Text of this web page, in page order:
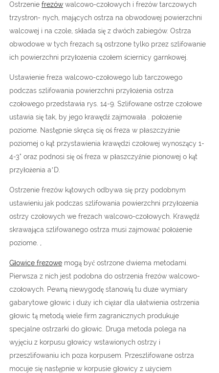
Ostrzenie frezówwalcowo-czołowych i frezów tarczowych
trzystron- nych, mających ostrza na obwodowej powierzchni
walcowej i na czole, składa się z dwóch zabiegów. Ostrza
obwodowe w tych frezach są ostrzone tylko przez szlifowanie
ich powierzchni przyłożenia czołem ściernicy garnkowej.
Ustawienie freza walcowo-czołowego lub tarczowego
podczas szlifowania powierzchni przyłożenia ostrza
czołowego przedstawia rys. 14-9. Szlifowane ostrze czołowe
ustawia się tak, by jego krawędź zajmowała . położenie
poziome. Następnie skręca się oś freza w płaszczyźnie
poziomej o kąt przystawienia krawędzi czołowej wynoszący 1-
4-3° oraz podnosi się oś freza w płaszczyźnie pionowej o kąt
przyłożenia a’D.
Ostrzenie frezów kątowych odbywa się przy podobnym
ustawieniu jak podczas szlifowania powierzchni przyłożenia
ostrzy czołowych we frezach walcowo-czołowych. Krawędź
skrawająca szlifowanego ostrza musi zajmować położenie
poziome. ,
Głowice frezowemogą być ostrzone dwiema metodami.
Pierwsza z nich jest podobna do ostrzenia frezów walcowo-
czołowych. Pewną niewygodę stanowią tu duże wymiary
gabarytowe głowic i duży ich ciężar dla ułatwienia ostrzenia
głowic tą metodą wiele firm zagranicznych produkuje
specjalne ostrzarki do głowic. Druga metoda polega na
wyjęciu z korpusu głowicy wstawionych ostrzy i
przeszlifowaniu ich poza korpusem. Przeszlifowane ostrza
mocuje się następnie w korpusie głowicy z użyciem